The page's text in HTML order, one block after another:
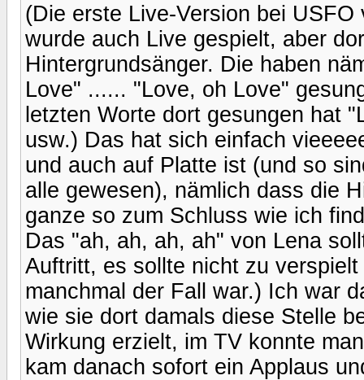
(Die erste Live-Version bei
wurde auch Live gespielt, aber
Hintergrundsänger. Die haben
Love" ...... "Love, oh Love"
letzten Worte dort gesungen hat
usw.) Das hat sich einfach
und auch auf Platte ist (und so
alle gewesen), nämlich dass die
ganze so zum Schluss wie ich
Das "ah, ah, ah, ah" von Lena
Auftritt, es sollte nicht zu
manchmal der Fall war.) Ich war
wie sie dort damals diese Stelle
Wirkung erzielt, im TV konnte
kam danach sofort ein Applaus